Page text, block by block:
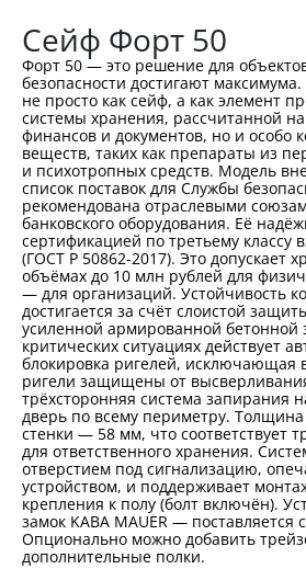
Сейф Форт 50
Форт 50 — это решение для
безопасности достигают
не просто как сейф, а как элемент
системы хранения, рассчитанной
финансов и документов, но и особо
веществ, таких как препараты из
и психотропных средств. Модель
список поставок для Службы
рекомендована отраслевыми
банковского оборудования. Её
сертификацией по третьему классу
(ГОСТ Р 50862-2017). Это допускает
объёмах до 10 млн рублей для
— для организаций. Устойчивость
достигается за счёт слоистой
усиленной армированной бетонной
критических ситуациях действует
блокировка ригелей, исключающая
ригели защищены от
трёхсторонняя система запирания
дверь по всему периметру.
стенки — 58 мм, что соответствует
для ответственного хранения.
отверстием под сигнализацию,
устройством, и поддерживает
крепления к полу (болт включён).
замок KABA MAUER —
Опционально можно добавить
дополнительные полки.